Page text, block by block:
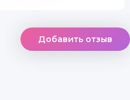
Добавить отзыв